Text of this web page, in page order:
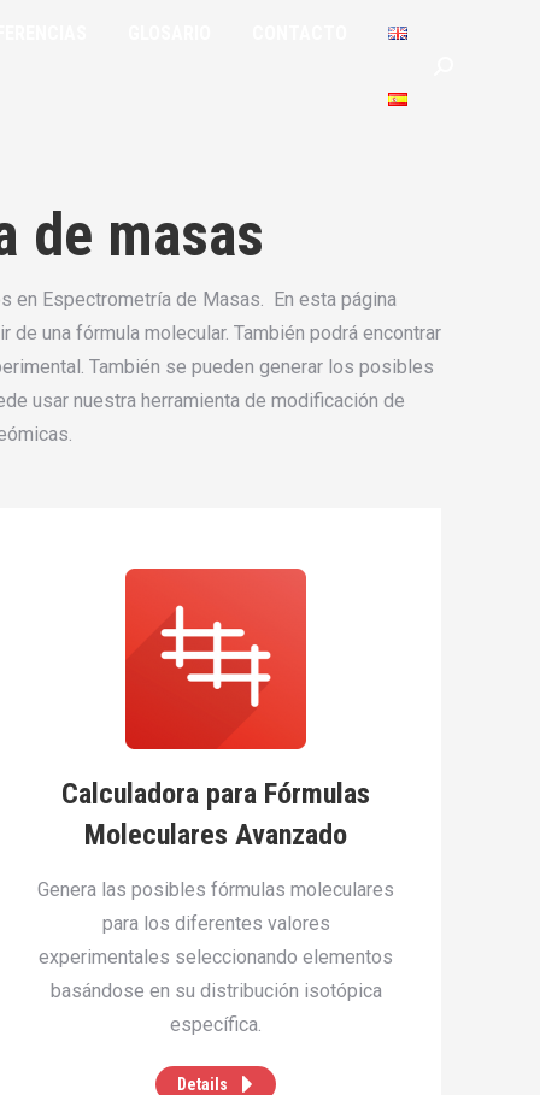
de masas
en Espectrometría de Masas. En esta página
una fórmula molecular. También podrá encontrar
También se pueden generar los posibles
usar nuestra herramienta de modificación de
Calculadora para Fórmulas
Moleculares Avanzado
Genera las posibles fórmulas moleculares
para los diferentes valores
experimentales seleccionando elementos
basándose en su distribución isotópica
específica.
Details